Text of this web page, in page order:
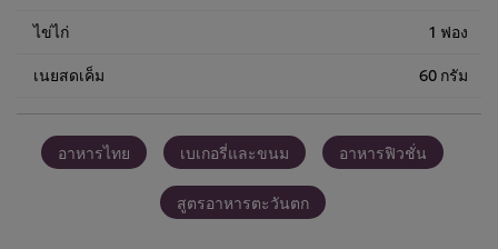
ไข่ไก่ 1 ฟอง
เนยสดเค็ม 60 กรัม
อาหารไทย เบเกอรี่และขนม อาหารฟิวชั่น
สูตรอาหารตะวันตก